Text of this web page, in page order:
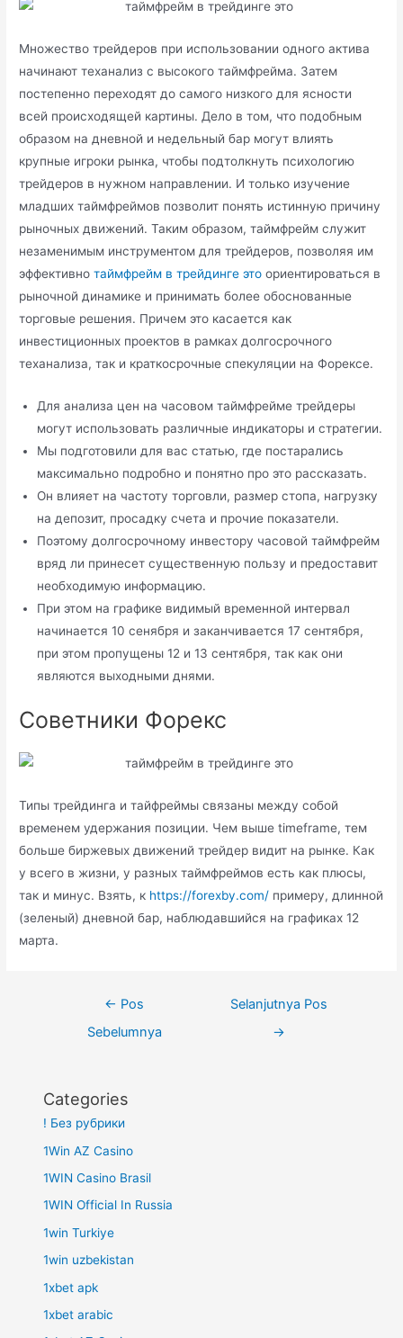
Множество трейдеров при использовании одного актива
начинают теханализ с высокого таймфрейма. Затем
постепенно переходят до самого низкого для ясности
всей происходящей картины. Дело в том, что подобным
образом на дневной и недельный бар могут влиять
крупные игроки рынка, чтобы подтолкнуть психологию
трейдеров в нужном направлении. И только изучение
младших таймфреймов позволит понять истинную причину
рыночных движений. Таким образом, таймфрейм служит
незаменимым инструментом для трейдеров, позволяя им
эффективнотаймфрейм в трейдинге это ориентироваться в
рыночной динамике и принимать более обоснованные
торговые решения. Причем это касается как
инвестиционных проектов в рамках долгосрочного
теханализа, так и краткосрочные спекуляции на Форексе.
Для анализа цен на часовом таймфрейме трейдеры
могут использовать различные индикаторы и стратегии.
Мы подготовили для вас статью, где постарались
максимально подробно и понятно про это рассказать.
Он влияет на частоту торговли, размер стопа, нагрузку
на депозит, просадку счета и прочие показатели.
Поэтому долгосрочному инвестору часовой таймфрейм
вряд ли принесет существенную пользу и предоставит
необходимую информацию.
При этом на графике видимый временной интервал
начинается 10 сенября и заканчивается 17 сентября,
при этом пропущены 12 и 13 сентября, так как они
являются выходными днями.
Советники Форекс
Типы трейдинга и тайфреймы связаны между собой
временем удержания позиции. Чем выше timeframe, тем
больше биржевых движений трейдер видит на рынке. Как
у всего в жизни, у разных таймфреймов есть как плюсы,
так и минус. Взять, к https://forexby.com/ примеру, длинной
(зеленый) дневной бар, наблюдавшийся на графиках 12
марта.
← Pos
Sebelumnya
Selanjutnya Pos
→
Categories
! Без рубрики
1Win AZ Casino
1WIN Casino Brasil
1WIN Official In Russia
1win Turkiye
1win uzbekistan
1xbet apk
1xbet arabic